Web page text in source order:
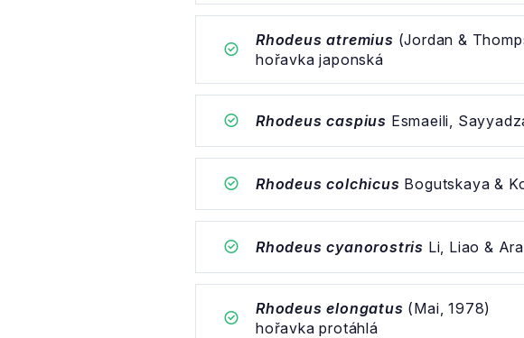
Rhodeus atremius (Jordan &
hořavka japonská
Rhodeus caspius Esmaeili,
Rhodeus colchicus Bogutskaya &
Rhodeus cyanorostris Li, Liao &
Rhodeus elongatus (Mai, 1978)
hořavka protáhlá